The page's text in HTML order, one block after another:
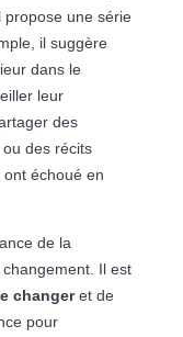
propose une série
il suggère
dans le
leur
des
des récits
ont échoué en
de la
Il est
changeret de
pour